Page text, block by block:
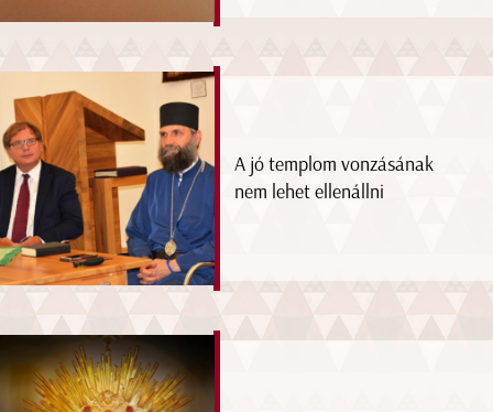
A jó templom vonzásának
nem lehet ellenállni